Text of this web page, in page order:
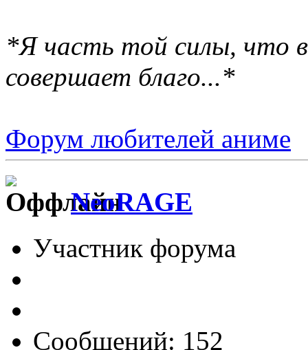
*Я часть той силы, что
совершает благо...*
Форум любителей аниме
NeoRAGE
Участник форума
Сообщений: 152